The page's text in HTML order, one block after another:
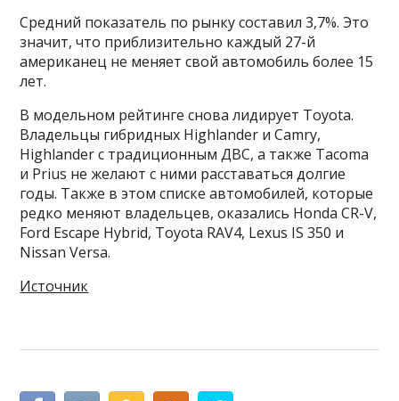
Средний показатель по рынку составил 3,7%. Это
значит, что приблизительно каждый 27-й
американец не меняет свой автомобиль более 15
лет.
В модельном рейтинге снова лидирует Toyota.
Владельцы гибридных Highlander и Camry,
Highlander с традиционным ДВС, а также Tacoma
и Prius не желают с ними расставаться долгие
годы. Также в этом списке автомобилей, которые
редко меняют владельцев, оказались Honda CR-V,
Ford Escape Hybrid, Toyota RAV4, Lexus IS 350 и
Nissan Versa.
Источник